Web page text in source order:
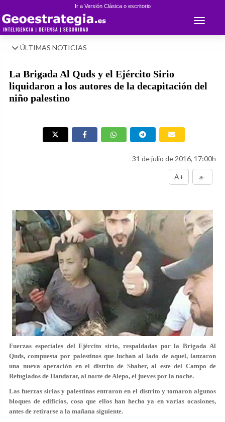
Ir a Versión Clásica o escritorio
Toggle
ÚLTIMAS NOTICIAS
La Brigada Al Quds y el Ejército Sirio
liquidaron a los autores de la decapitación del
niño palestino
31 de julio de 2016, 17:00h
A+ a-
Fuerzas especiales del Ejército sirio, respaldadas por la Brigada Al
Quds, compuesta por palestinos que luchan al lado de aquel, lanzaron
una nueva operación en el distrito de Shaher, al este del Campo de
Refugiados de Handarat, al norte de Alepo, el jueves por la noche.
Las fuerzas sirias y palestinas entraron en el distrito y tomaron algunos
bloques de edificios, cosa que ellos han hecho ya en varias ocasiones,
antes de retirarse a la mañana siguiente.